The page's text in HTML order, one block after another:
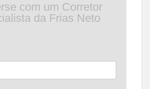
com um Corretor
da Frias Neto